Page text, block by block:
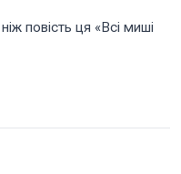
повість ця «Всі миші